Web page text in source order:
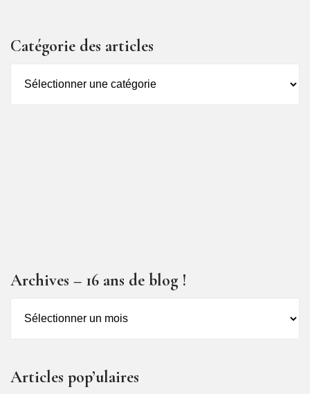
Catégorie des articles
des
Archives – 16 ans de blog !
de
Articles pop’ulaires